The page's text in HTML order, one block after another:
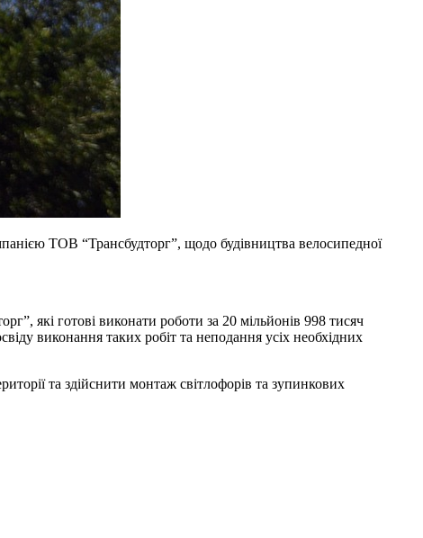
ТОВ “Трансбудторг”, щодо будівництва велосипедної
які готові виконати роботи за 20 мільйонів 998 тисяч
виконання таких робіт та неподання усіх необхідних
та здійснити монтаж світлофорів та зупинкових